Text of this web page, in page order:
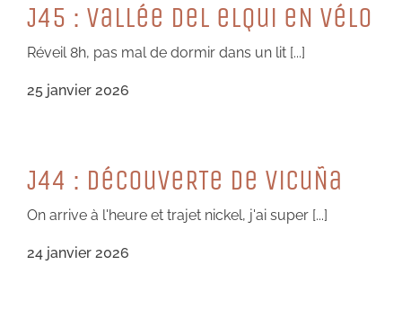
J45 : VaLLée DeL eLQui eN VéLo
Réveil 8h, pas mal de dormir dans un lit [...]
25 janvier 2026
J44 : DéCouVeRTe De ViCuÑa
On arrive à l'heure et trajet nickel, j'ai super [...]
24 janvier 2026